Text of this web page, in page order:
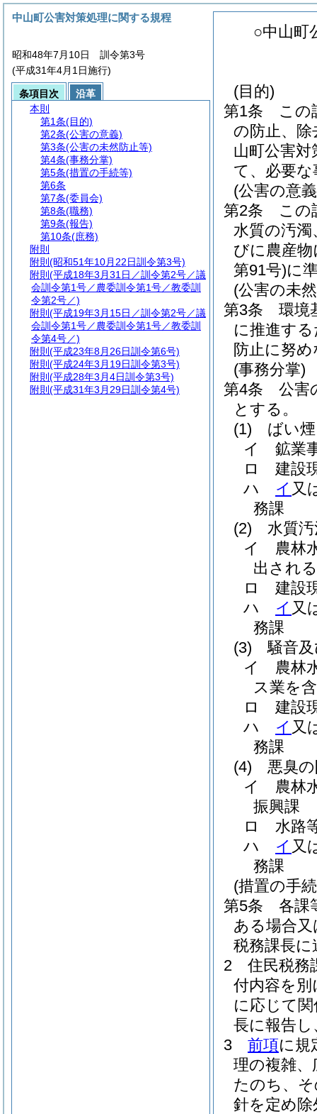
○中山町
(目的)
第1条
この
の防止、
山町公害対
て、必要
(公害の意
第2条
この
水質の汚濁
びに農産
第91号)に
(公害の未
第3条
環境
に推進す
防止に努
(事務分掌)
第4条
公害
とする。
(1)
ばい
イ
鉱業
ロ
建設
ハ
イ 又
務課
(2)
水質
イ
農林
出され
ロ
建設
ハ
イ 又
務課
(3)
騒音
イ
農林
ス業を
ロ
建設
ハ
イ 又
務課
(4)
悪臭
イ
農林
振興課
ロ
水路
ハ
イ 又
務課
(措置の手
第5条
各課
ある場合
税務課長
2
住民税務
付内容を
に応じて
長に報告
3
前項に規
理の複雑
たのち、
針を定め
中山町公害対策処理に関する規程
昭和48年7月10日 訓令第3号
(平成31年4月1日施行)
条項目次
沿革
本則
第1条(目的)
第2条(公害の意義)
第3条(公害の未然防止等)
第4条(事務分掌)
第5条(措置の手続等)
第6条
第7条(委員会)
第8条(職務)
第9条(報告)
第10条(庶務)
附則
附則 (昭和51年10月22日訓令第3号)
附則 (平成18年3月31日／訓令第2号／議
会訓令第1号／農委訓令第1号／教委訓
令第2号／)
附則 (平成19年3月15日／訓令第2号／議
会訓令第1号／農委訓令第1号／教委訓
令第4号／)
附則 (平成23年8月26日訓令第6号)
附則 (平成24年3月19日訓令第3号)
附則 (平成28年3月4日訓令第3号)
附則 (平成31年3月29日訓令第4号)